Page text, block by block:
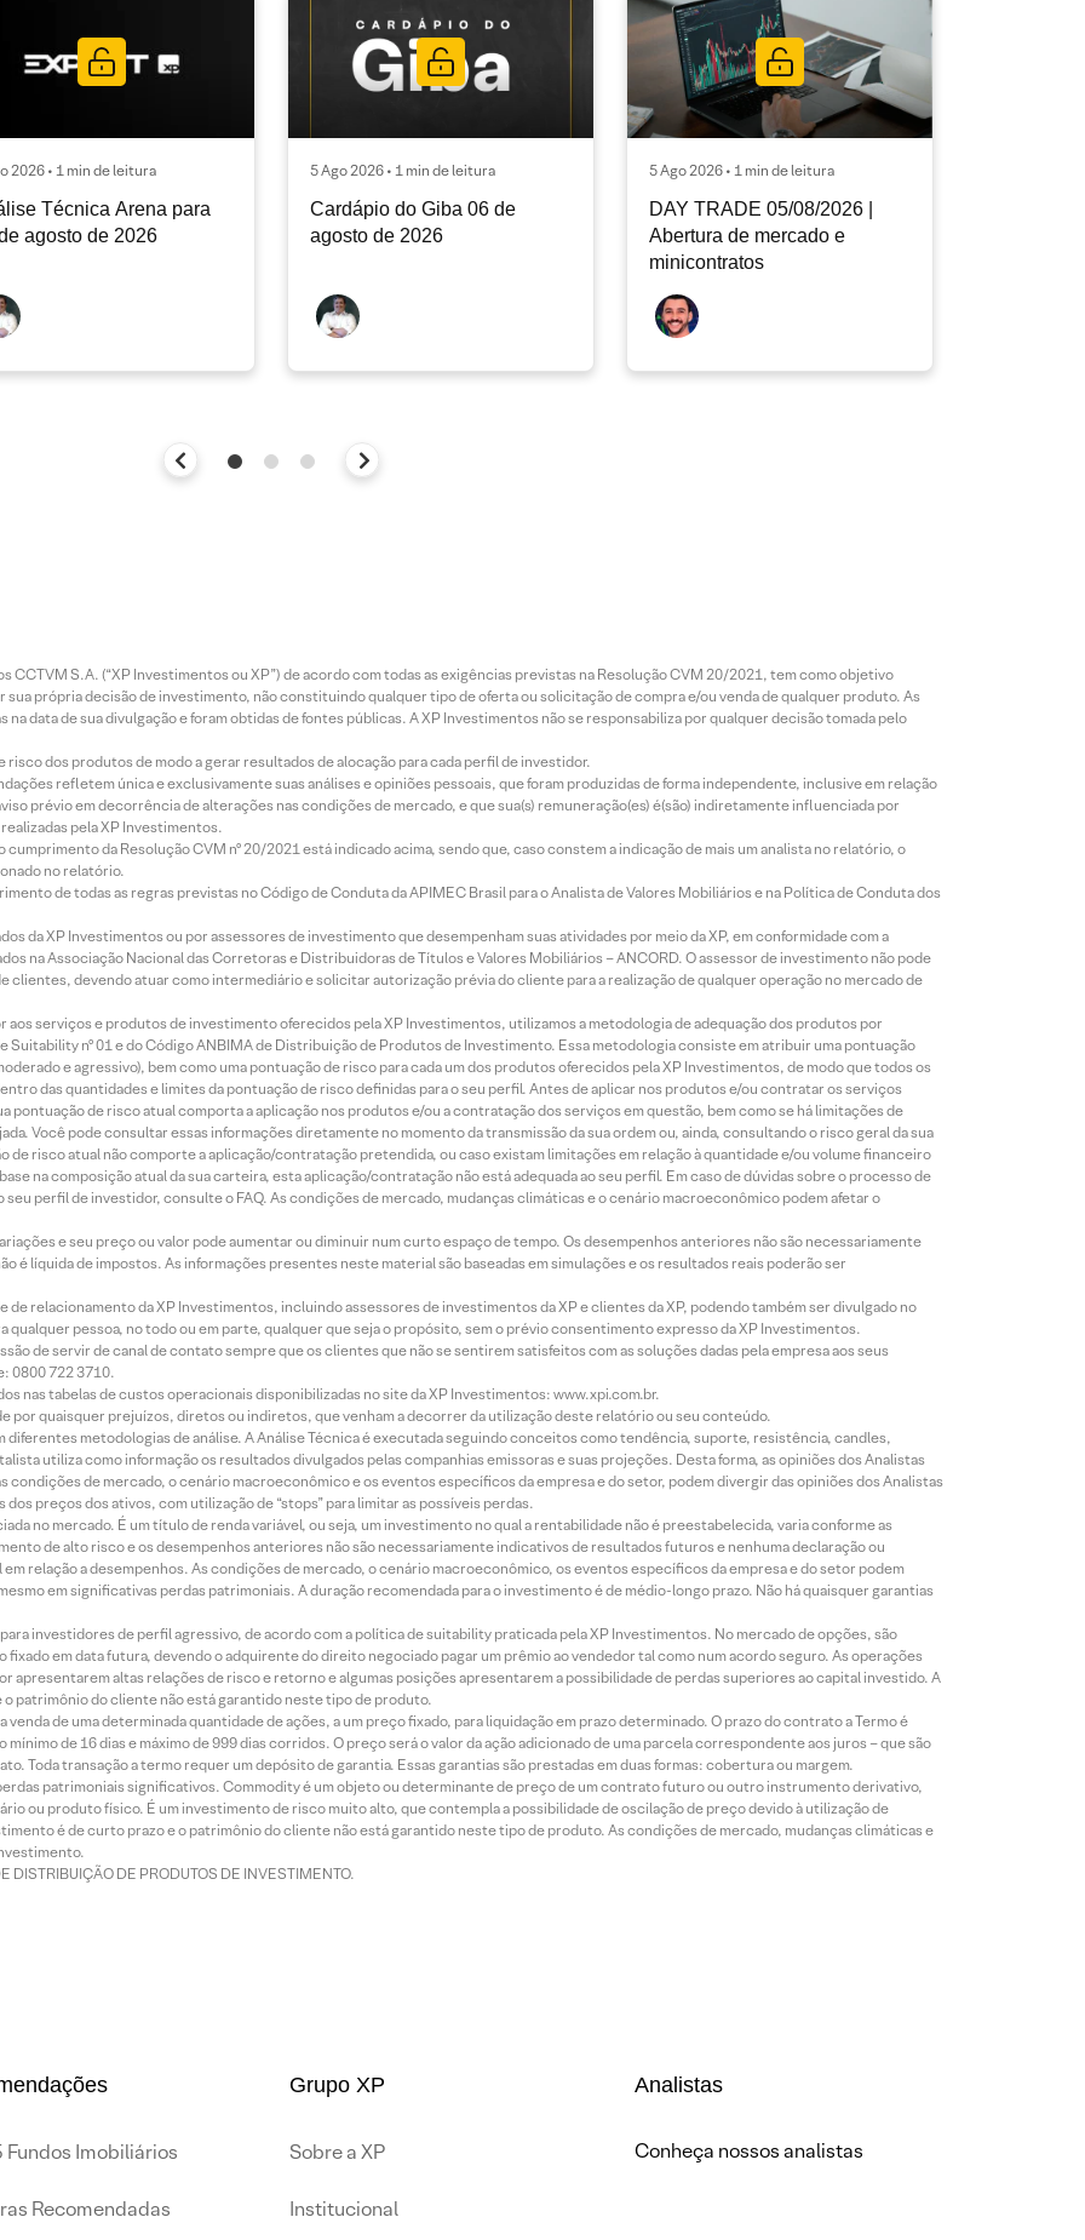
2026 • 1 min de leitura
Técnica Arena para
agosto de 2026
5 Ago 2026 • 1 min de leitura
Cardápio do Giba 06 de
agosto de 2026
5 Ago 2026 • 1 min de leitura
DAY TRADE 05/08/2026 |
Abertura de mercado e
minicontratos
CCTVM S.A. (“XP Investimentos ou XP”) de acordo com todas as exigências previstas na Resolução CVM 20/2021, tem como objetivo
própria decisão de investimento, não constituindo qualquer tipo de oferta ou solicitação de compra e/ou venda de qualquer produto. As
data de sua divulgação e foram obtidas de fontes públicas. A XP Investimentos não se responsabiliza por qualquer decisão tomada pelo
dos produtos de modo a gerar resultados de alocação para cada perfil de investidor.
refletem única e exclusivamente suas análises e opiniões pessoais, que foram produzidas de forma independente, inclusive em relação
prévio em decorrência de alterações nas condições de mercado, e que sua(s) remuneração(es) é(são) indiretamente influenciada por
pela XP Investimentos.
da Resolução CVM nº 20/2021 está indicado acima, sendo que, caso constem a indicação de mais um analista no relatório, o
no relatório.
de todas as regras previstas no Código de Conduta da APIMEC Brasil para o Analista de Valores Mobiliários e na Política de Conduta dos
da XP Investimentos ou por assessores de investimento que desempenham suas atividades por meio da XP, em conformidade com a
na Associação Nacional das Corretoras e Distribuidoras de Títulos e Valores Mobiliários – ANCORD. O assessor de investimento não pode
devendo atuar como intermediário e solicitar autorização prévia do cliente para a realização de qualquer operação no mercado de
aos serviços e produtos de investimento oferecidos pela XP Investimentos, utilizamos a metodologia de adequação dos produtos por
nº 01 e do Código ANBIMA de Distribuição de Produtos de Investimento. Essa metodologia consiste em atribuir uma pontuação
e agressivo), bem como uma pontuação de risco para cada um dos produtos oferecidos pela XP Investimentos, de modo que todos os
das quantidades e limites da pontuação de risco definidas para o seu perfil. Antes de aplicar nos produtos e/ou contratar os serviços
de risco atual comporta a aplicação nos produtos e/ou a contratação dos serviços em questão, bem como se há limitações de
Você pode consultar essas informações diretamente no momento da transmissão da sua ordem ou, ainda, consultando o risco geral da sua
de risco atual não comporte a aplicação/contratação pretendida, ou caso existam limitações em relação à quantidade e/ou volume financeiro
na composição atual da sua carteira, esta aplicação/contratação não está adequada ao seu perfil. Em caso de dúvidas sobre o processo de
perfil de investidor, consulte o FAQ. As condições de mercado, mudanças climáticas e o cenário macroeconômico podem afetar o
e seu preço ou valor pode aumentar ou diminuir num curto espaço de tempo. Os desempenhos anteriores não são necessariamente
é líquida de impostos. As informações presentes neste material são baseadas em simulações e os resultados reais poderão ser
relacionamento da XP Investimentos, incluindo assessores de investimentos da XP e clientes da XP, podendo também ser divulgado no
qualquer pessoa, no todo ou em parte, qualquer que seja o propósito, sem o prévio consentimento expresso da XP Investimentos.
de servir de canal de contato sempre que os clientes que não se sentirem satisfeitos com as soluções dadas pela empresa aos seus
0800 722 3710.
nas tabelas de custos operacionais disponibilizadas no site da XP Investimentos: www.xpi.com.br.
por quaisquer prejuízos, diretos ou indiretos, que venham a decorrer da utilização deste relatório ou seu conteúdo.
diferentes metodologias de análise. A Análise Técnica é executada seguindo conceitos como tendência, suporte, resistência, candles,
utiliza como informação os resultados divulgados pelas companhias emissoras e suas projeções. Desta forma, as opiniões dos Analistas
condições de mercado, o cenário macroeconômico e os eventos específicos da empresa e do setor, podem divergir das opiniões dos Analistas
preços dos ativos, com utilização de “stops” para limitar as possíveis perdas.
no mercado. É um título de renda variável, ou seja, um investimento no qual a rentabilidade não é preestabelecida, varia conforme as
de alto risco e os desempenhos anteriores não são necessariamente indicativos de resultados futuros e nenhuma declaração ou
relação a desempenhos. As condições de mercado, o cenário macroeconômico, os eventos específicos da empresa e do setor podem
em significativas perdas patrimoniais. A duração recomendada para o investimento é de médio-longo prazo. Não há quaisquer garantias
investidores de perfil agressivo, de acordo com a política de suitability praticada pela XP Investimentos. No mercado de opções, são
em data futura, devendo o adquirente do direito negociado pagar um prêmio ao vendedor tal como num acordo seguro. As operações
apresentarem altas relações de risco e retorno e algumas posições apresentarem a possibilidade de perdas superiores ao capital investido. A
patrimônio do cliente não está garantido neste tipo de produto.
de uma determinada quantidade de ações, a um preço fixado, para liquidação em prazo determinado. O prazo do contrato a Termo é
de 16 dias e máximo de 999 dias corridos. O preço será o valor da ação adicionado de uma parcela correspondente aos juros – que são
Toda transação a termo requer um depósito de garantia. Essas garantias são prestadas em duas formas: cobertura ou margem.
patrimoniais significativos. Commodity é um objeto ou determinante de preço de um contrato futuro ou outro instrumento derivativo,
ou produto físico. É um investimento de risco muito alto, que contempla a possibilidade de oscilação de preço devido à utilização de
é de curto prazo e o patrimônio do cliente não está garantido neste tipo de produto. As condições de mercado, mudanças climáticas e
DISTRIBUIÇÃO DE PRODUTOS DE INVESTIMENTO.
Fundos Imobiliários
Recomendadas
Grupo XP
Sobre a XP
Institucional
Analistas
Conheça nossos analistas